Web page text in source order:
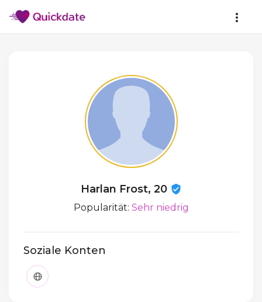
Harlan Frost, 20
Popularität: Sehr niedrig
Soziale Konten